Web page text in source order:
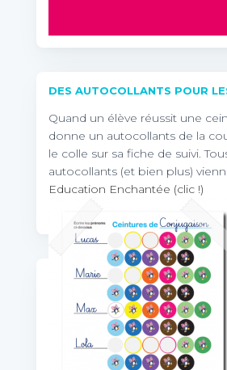
DES AUTOCOLLANTS POUR
Quand un élève réussit une
donne un autocollants de la
le colle sur sa fiche de suivi.
autocollants (et bien plus)
Education Enchantée (clic !)